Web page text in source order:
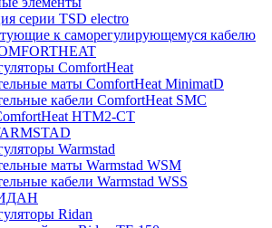
серии TSD electro
к саморегулирующемуся кабелю
ComfortHeat
маты ComfortHeat MinimatD
кабели ComfortHeat SMC
HTM2-CT
Warmstad
маты Warmstad WSM
кабели Warmstad WSS
Ridan